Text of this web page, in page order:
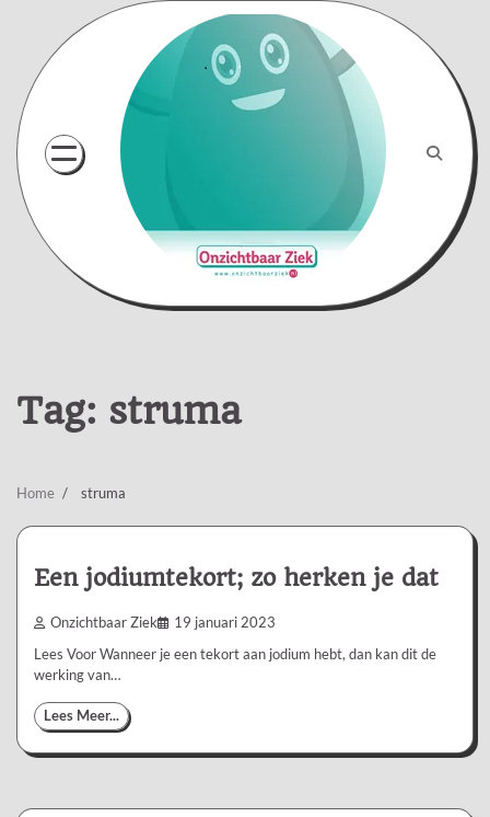
content
Tag: struma
Home struma
Een jodiumtekort; zo herken je dat
Onzichtbaar Ziek 19 januari 2023
Lees Voor Wanneer je een tekort aan jodium hebt, dan kan dit de
werking van…
Lees Meer...